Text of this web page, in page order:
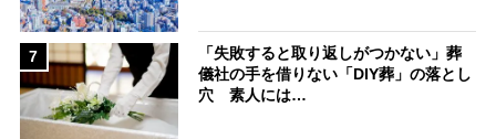
7
「失敗すると取り返しがつかない」葬
儀社の手を借りない「DIY葬」の落とし
穴 素人には…